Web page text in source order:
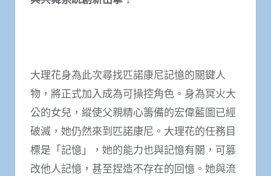
大理花身為此次尋找匹諾康尼記憶的關鍵人
物，將正式加入成為可操控角色。身為冥火大
公的女兒，縱使父親精心籌備的宏偉藍圖已經
破滅，她仍然來到匹諾康尼。大理花的任務目
標是「記憶」，她的能力也與記憶有關，可篡
改他人記憶，甚至捏造不存在的回憶。她與流